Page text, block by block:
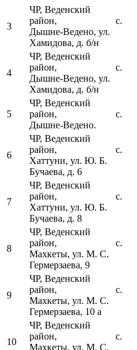
3
ЧР, Веденский
район, с.
Дышне-Ведено, ул.
Хамидова, д. б/н
4
ЧР, Веденский
район, с.
Дышне-Ведено, ул.
Хамидова, д. б/н
5
ЧР, Веденский
район, с.
Дышне-Ведено.
6
ЧР, Веденский
район, с.
Хаттуни, ул. Ю. Б.
Бучаева, д. 6
7
ЧР, Веденский
район, с.
Хаттуни, ул. Ю. Б.
Бучаева, д. 8
8
ЧР, Веденский
район, с.
Махкеты, ул. М. С.
Гермерзаева, 9
9
ЧР, Веденский
район, с.
Махкеты, ул. М. С.
Гермерзаева, 10 а
10
ЧР, Веденский
район, с.
Махкеты, ул. М. С.